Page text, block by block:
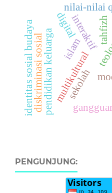
sekolah
multikultural
interaktif
islam
nilai-nilai
pendidikan keluarga tahfizh
diskriminasi sosial
identitas sosial budaya digital
PENGUNJUNG: